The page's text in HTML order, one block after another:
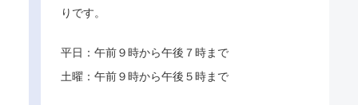
りです。
平日：午前９時から午後７時まで
土曜：午前９時から午後５時まで